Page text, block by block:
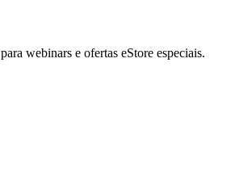
webinars e ofertas eStore especiais.